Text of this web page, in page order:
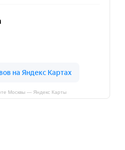
Москвы — Яндекс Карты